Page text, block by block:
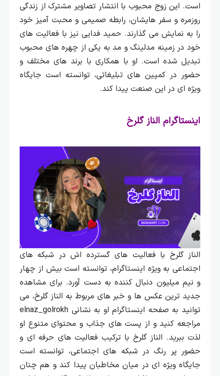
است. این زوج محبوب با انتشار تصاویر مشترک از زندگی
روزمره و سفر هایشان، رابطه صمیمی و محبت‌ آمیز خود
را به نمایش می‌ گذارند. حمید فدایی نیز با فعالیت‌ های
خود در زمینه مدلینگ و مد به یکی از چهره‌ های محبوب
تبدیل شده است. او با همکاری با برند های مختلف و
حضور در کمپین‌ های تبلیغاتی، توانسته است جایگاه
ویژه‌ ای در این صنعت پیدا کند.
اینستاگرام الناز گلرخ
الناز گلرخ با فعالیت‌ های گسترده‌ اش در شبکه‌ های
اجتماعی به ویژه اینستاگرام، توانسته است بیش از چهار
و نیم میلیون دنبال‌ کننده به دست آورد. برای مشاهده
جدید ترین عکس‌ ها و خبر های مربوط به الناز گلرخ، می‌
توانید به صفحه اینستاگرام او به نشانی elnaz_golrokh
مراجعه کنید و از پست‌ های جذاب و محتوای متنوع او
لذت ببرید. الناز گلرخ با ترکیب فعالیت‌ های حرفه‌ ای و
حضور پر رنگ در شبکه‌ های اجتماعی، توانسته است
جایگاه ویژه‌ ای در میان مخاطبان پیدا کند و هم چنان